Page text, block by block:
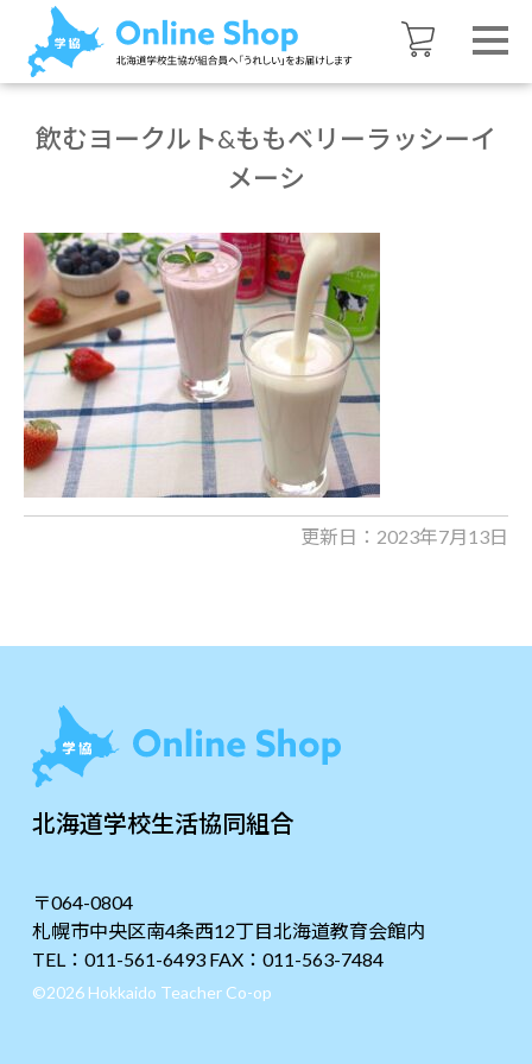
飲むヨークルト&ももベリーラッシーイ
メーシ
更新日：2023年7月13日
北海道学校生活協同組合
〒064-0804
札幌市中央区南4条西12丁目北海道教育会館内
TEL：011-561-6493 FAX：011-563-7484
©2026 Hokkaido Teacher Co-op